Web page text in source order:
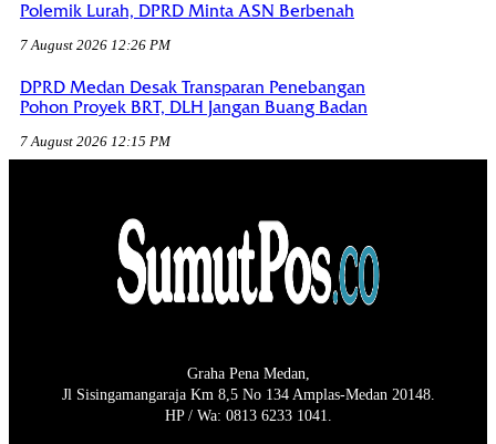
Polemik Lurah, DPRD Minta ASN Berbenah
7 August 2026 12:26 PM
DPRD Medan Desak Transparan Penebangan
Pohon Proyek BRT, DLH Jangan Buang Badan
7 August 2026 12:15 PM
Graha Pena Medan,
Jl Sisingamangaraja Km 8,5 No 134 Amplas-Medan 20148.
HP / Wa: 0813 6233 1041.